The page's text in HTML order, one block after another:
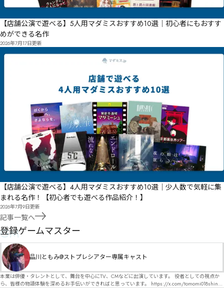
【店舗公演で遊べる】5人用マダミスおすすめ10選｜初心者にもおすす
めができる名作
2026年7月17日更新
【店舗公演で遊べる】4人用マダミスおすすめ10選｜少人数で気軽に集
まれる名作！【初心者でも遊べる作品紹介！】
2026年7月9日更新
記事一覧へ
GM
登録ゲームマスター
品川ともみ@ストプレシアター専属キャスト
本業は俳優・タレントとして、舞台を中心にTV、CMなどに出演しています。 役者としての視点か
ら、皆様の物語体験を深めるお手伝いができればと思っています。 https://x.com/tomomi018shin?